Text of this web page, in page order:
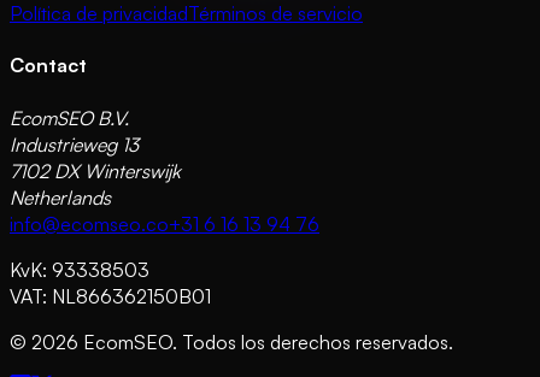
Política de privacidadTérminos de servicio
Contact
EcomSEO B.V.
Industrieweg 13
7102 DX Winterswijk
Netherlands
info@ecomseo.co+31 6 16 13 94 76
KvK: 93338503
VAT: NL866362150B01
© 2026 EcomSEO. Todos los derechos reservados.